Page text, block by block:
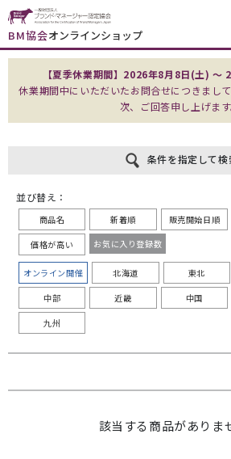
BM協会オンラインショップ
【夏季休業期間】2026年8月8日(土) ～
休業期間中にいただいたお問合せにつきまし
次、ご回答申し上げます
条件を指定して検
並び替え：
商品名 新着順 販売開始日順
価格が高い お気に入り登録数
オンライン開催 北海道 東北
中部 近畿 中国
九州
該当する商品がありま